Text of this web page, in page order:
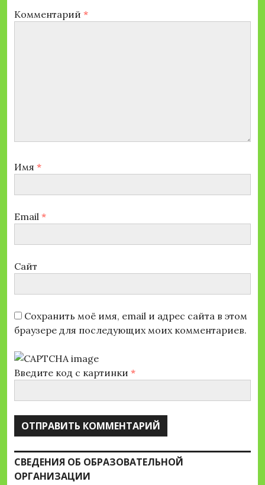
Комментарий *
Имя *
Email *
Сайт
Сохранить моё имя, email и адрес сайта в этом
браузере для последующих моих комментариев.
Введите код с картинки *
СВЕДЕНИЯ ОБ ОБРАЗОВАТЕЛЬНОЙ
ОРГАНИЗАЦИИ